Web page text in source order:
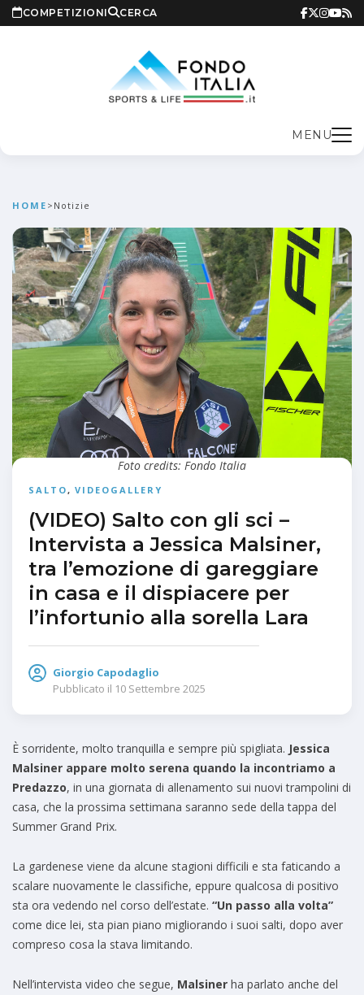
COMPETIZIONI CERCA
MENU
HOME > Notizie
SALTO, VIDEOGALLERY
(VIDEO) Salto con gli sci –
Intervista a Jessica Malsiner,
tra l’emozione di gareggiare
in casa e il dispiacere per
l’infortunio alla sorella Lara
Giorgio Capodaglio
Pubblicato il 10 Settembre 2025
Foto credits: Fondo Italia
È sorridente, molto tranquilla e sempre più spigliata. Jessica
Malsiner appare molto serena quando la incontriamo a
Predazzo, in una giornata di allenamento sui nuovi trampolini di
casa, che la prossima settimana saranno sede della tappa del
Summer Grand Prix.
La gardenese viene da alcune stagioni difficili e sta faticando a
scalare nuovamente le classifiche, eppure qualcosa di positivo
sta ora vedendo nel corso dell’estate. “Un passo alla volta”
come dice lei, sta pian piano migliorando i suoi salti, dopo aver
compreso cosa la stava limitando.
Nell’intervista video che segue, Malsiner ha parlato anche del